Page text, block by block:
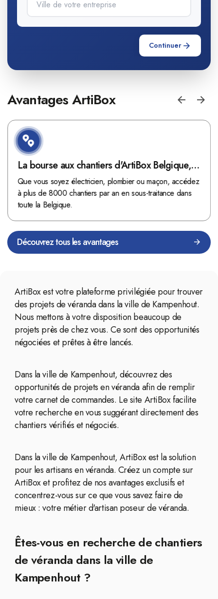
Continuer
Avantages ArtiBox
La bourse aux chantiers d'ArtiBox Belgique,
véritable mine d'or !
Que vous soyez électricien, plombier ou maçon, accédez
à plus de 8000 chantiers par an en sous-traitance dans
toute la Belgique.
Découvrez tous les avantages
ArtiBox est votre plateforme privilégiée pour trouver
des projets de véranda dans la ville de Kampenhout.
Nous mettons à votre disposition beaucoup de
projets près de chez vous. Ce sont des opportunités
négociées et prêtes à être lancés.
Dans la ville de Kampenhout, découvrez des
opportunités de projets en véranda afin de remplir
votre carnet de commandes. Le site ArtiBox facilite
votre recherche en vous suggérant directement des
chantiers vérifiés et négociés.
Dans la ville de Kampenhout, ArtiBox est la solution
pour les artisans en véranda. Créez un compte sur
ArtiBox et profitez de nos avantages exclusifs et
concentrez-vous sur ce que vous savez faire de
mieux : votre métier d'artisan poseur de véranda.
Êtes-vous en recherche de chantiers
de véranda dans la ville de
Kampenhout ?